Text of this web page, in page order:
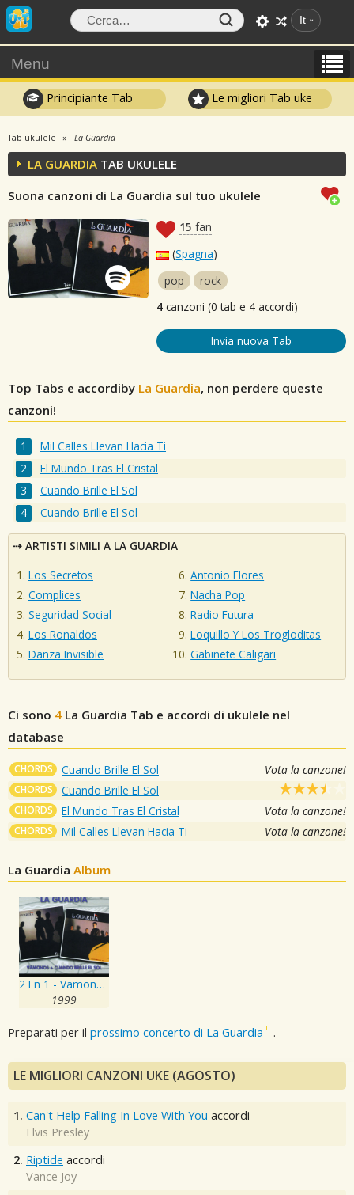
It
Menu
Principiante Tab Le migliori Tab uke
Tab ukulele La Guardia
LA GUARDIA TAB UKULELE
Suona canzoni di La Guardia sul tuo ukulele
15 fan
(Spagna)
pop
rock
4 canzoni (0 tab e 4 accordi)
Invia nuova Tab
Top Tabs e accordiby La Guardia, non perdere queste
canzoni!
Mil Calles Llevan Hacia Ti
El Mundo Tras El Cristal
Cuando Brille El Sol
Cuando Brille El Sol
ARTISTI SIMILI A LA GUARDIA
Los Secretos
Complices
Seguridad Social
Los Ronaldos
Danza Invisible
Antonio Flores
Nacha Pop
Radio Futura
Loquillo Y Los Trogloditas
Gabinete Caligari
Ci sono 4 La Guardia Tab e accordi di ukulele nel
database
CHORDS Cuando Brille El Sol Vota la canzone!
CHORDS Cuando Brille El Sol
CHORDS El Mundo Tras El Cristal Vota la canzone!
CHORDS Mil Calles Llevan Hacia Ti Vota la canzone!
La Guardia Album
2 En 1 - Vamonos - Cuando Brille El Sol
1999
Preparati per il prossimo concerto di La Guardia .
LE MIGLIORI CANZONI UKE (AGOSTO)
1. Can't Help Falling In Love With You accordi
Elvis Presley
2. Riptide accordi
Vance Joy